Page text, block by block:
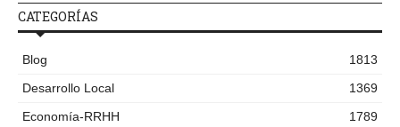
CATEGORÍAS
Blog
1813
Desarrollo Local
1369
Economía-RRHH
1789